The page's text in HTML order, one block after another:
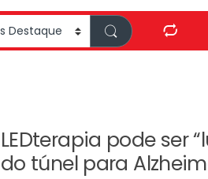
LEDterapia pode ser
do túnel para